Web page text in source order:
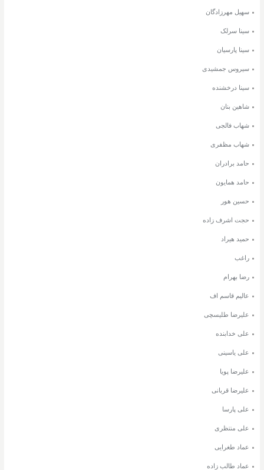
سهیل مهرزادگان
سینا سرلک
سینا پارسیان
سیروس جمشیدی
سینا درخشنده
شاهین بنان
شهاب فالجی
شهاب مظفری
حامد برادران
حامد همایون
حسین هور
حجت اشرف زاده
حمید هیراد
راغب
رضا بهرام
عالیم قاسم اف
علیرضا طلیسچی
علی خدابنده
علی یاسینی
علیرضا پویا
علیرضا قربانی
علی پارسا
علی منتظری
عماد طغرایی
عماد طالب زاده